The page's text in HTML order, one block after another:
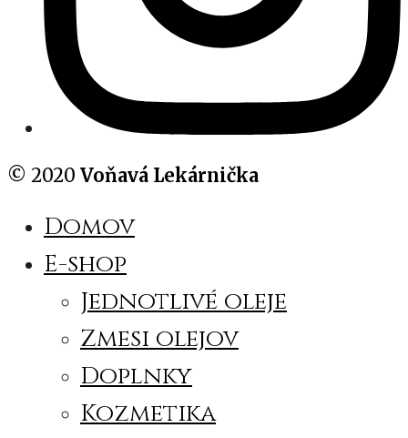
© 2020 Voňavá Lekárnička
Domov
E-shop
Jednotlivé oleje
Zmesi olejov
Doplnky
Kozmetika